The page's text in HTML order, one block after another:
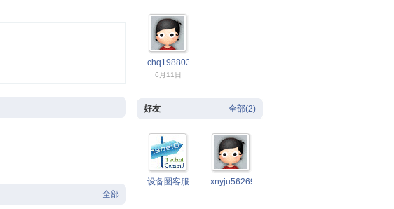
全部
chq19880305
6月11日
全部(2)
好友
设备圈客服 xnyju5626954